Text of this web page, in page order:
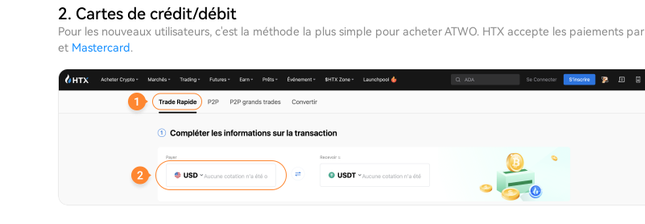
2. Cartes de crédit/débit
Pour les nouveaux utilisateurs, c'est la méthode la plus simple pour acheter ATWO. HTX accepte les paiements par
et Mastercard.